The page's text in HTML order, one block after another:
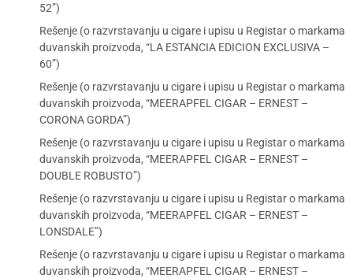
52”)
Rešenje (o razvrstavanju u cigare i upisu u Registar o markama
duvanskih proizvoda, “LA ESTANCIA EDICION EXCLUSIVA –
60”)
Rešenje (o razvrstavanju u cigare i upisu u Registar o markama
duvanskih proizvoda, “MEERAPFEL CIGAR – ERNEST –
CORONA GORDA”)
Rešenje (o razvrstavanju u cigare i upisu u Registar o markama
duvanskih proizvoda, “MEERAPFEL CIGAR – ERNEST –
DOUBLE ROBUSTO”)
Rešenje (o razvrstavanju u cigare i upisu u Registar o markama
duvanskih proizvoda, “MEERAPFEL CIGAR – ERNEST –
LONSDALE”)
Rešenje (o razvrstavanju u cigare i upisu u Registar o markama
duvanskih proizvoda, “MEERAPFEL CIGAR – ERNEST –